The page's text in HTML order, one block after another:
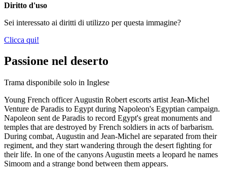
Diritto d'uso
Sei interessato ai diritti di utilizzo per questa immagine?
Clicca qui!
Passione nel deserto
Trama disponibile solo in Inglese
Young French officer Augustin Robert escorts artist Jean-Michel
Venture de Paradis to Egypt during Napoleon's Egyptian campaign.
Napoleon sent de Paradis to record Egypt's great monuments and
temples that are destroyed by French soldiers in acts of barbarism.
During combat, Augustin and Jean-Michel are separated from their
regiment, and they start wandering through the desert fighting for
their life. In one of the canyons Augustin meets a leopard he names
Simoom and a strange bond between them appears.